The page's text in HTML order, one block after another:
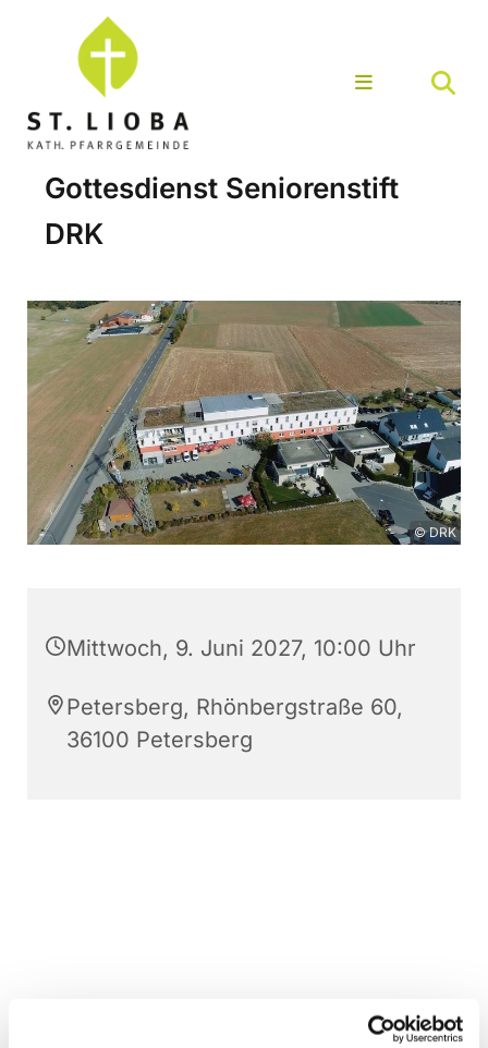
Gottesdienst Seniorenstift
DRK
© DRK
Mittwoch, 9. Juni 2027, 10:00 Uhr
Petersberg, Rhönbergstraße 60,
36100 Petersberg